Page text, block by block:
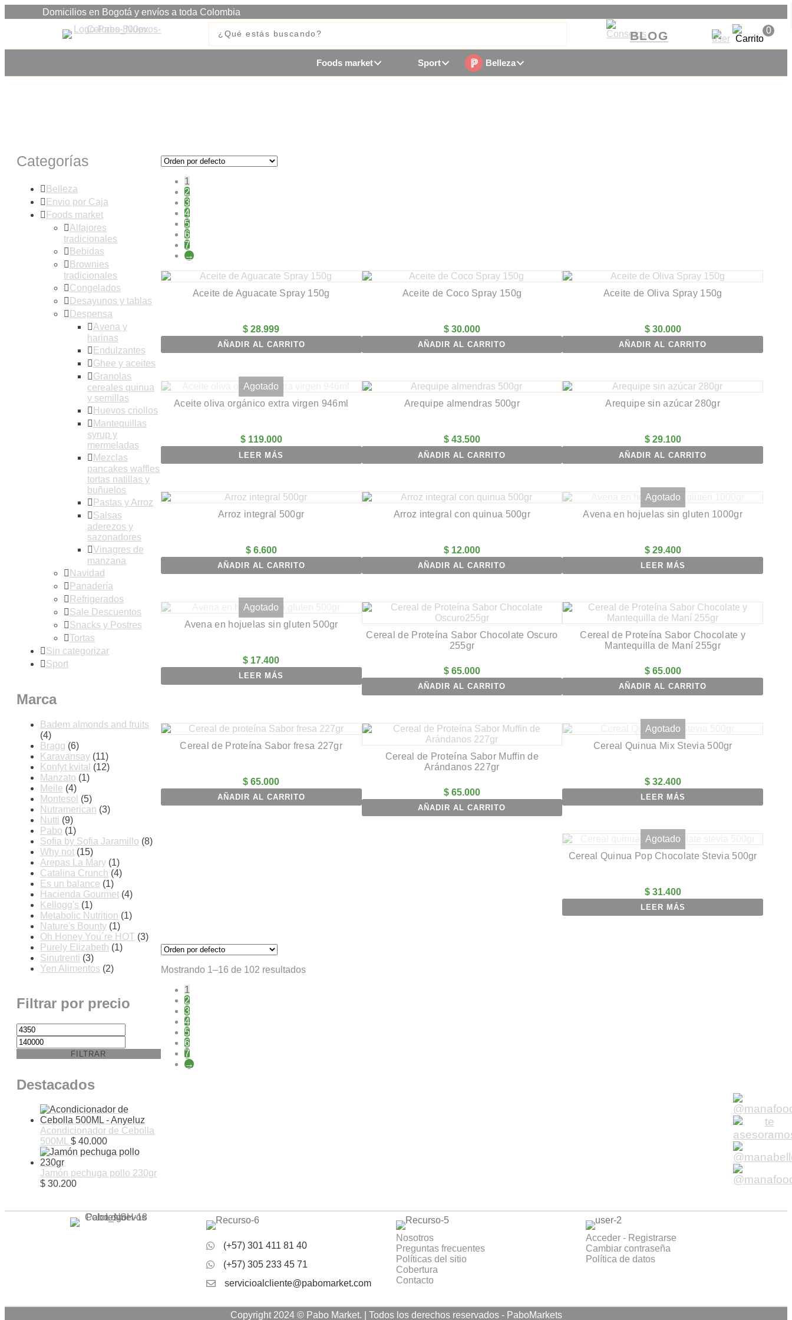
Domicilios en Bogotá y envíos a toda Colombia
BLOG 0
Foods market Sport Belleza
Categorías
Belleza
Envio por Caja
Foods market
Alfajores
tradicionales
Bebidas
Brownies
tradicionales
Congelados
Desayunos y tablas
Despensa
Avena y
harinas
Endulzantes
Ghee y aceites
Granolas
cereales quinua
y semillas
Huevos criollos
Mantequillas
syrup y
mermeladas
Mezclas
pancakes waffles
tortas natillas y
buñuelos
Pastas y Arroz
Salsas
aderezos y
sazonadores
Vinagres de
manzana
Navidad
Panadería
Refrigerados
Sale Descuentos
Snacks y Postres
Tortas
Sin categorizar
Sport
Marca
Badem almonds and fruits
(4)
Bragg (6)
Karavansay (11)
Konfyt kvital (12)
Manzato (1)
Meile (4)
Montesol (5)
Nutramerican (3)
Nutti (9)
Pabo (1)
Sofia by Sofia Jaramillo (8)
Why not (15)
Arepas La Mary (1)
Catalina Crunch (4)
Es un balance (1)
Hacienda Gourmet (4)
Kellogg's (1)
Metabolic Nutrition (1)
Nature's Bounty (1)
Oh Honey You´re HOT (3)
Purely Elizabeth (1)
Sinutrenti (3)
Yen Alimentos (2)
Filtrar por precio
Precio
mínimo
máximo
FILTRAR
Destacados
Acondicionador de Cebolla
500ML $ 40.000
Jamón pechuga pollo 230gr
$ 30.200
1
2
3
4
5
6
7
→
Aceite de Aguacate Spray 150g
$ 28.999
AÑADIR AL CARRITO
Aceite de Coco Spray 150g
$30.000
AÑADIR AL CARRITO
Aceite de Oliva Spray 150g
$30.000
AÑADIR AL CARRITO
Agotado
Aceite oliva orgánico extra virgen 946ml
$119.000
LEER MÁS
Arequipe almendras 500gr
$43.500
AÑADIR AL CARRITO
Arequipe sin azúcar 280gr
$29.100
AÑADIR AL CARRITO
Arroz integral 500gr
$6.600
AÑADIR AL CARRITO
Arroz integral con quinua 500gr
$12.000
AÑADIR AL CARRITO
Agotado
Avena en hojuelas sin gluten 1000gr
$29.400
LEER MÁS
Agotado
Avena en hojuelas sin gluten 500gr
$ 17.400
LEER MÁS
Cereal de Proteína Sabor Chocolate Oscuro
255gr
$65.000
AÑADIR AL CARRITO
Cereal de Proteína Sabor Chocolate y
Mantequilla de Maní 255gr
$65.000
AÑADIR AL CARRITO
Cereal de Proteína Sabor fresa 227gr
$ 65.000
AÑADIR AL CARRITO
Cereal de Proteína Sabor Muffin de
Arándanos 227gr
$65.000
AÑADIR AL CARRITO
Agotado
Cereal Quinua Mix Stevia 500gr
$32.400
LEER MÁS
Agotado
Cereal Quinua Pop Chocolate Stevia 500gr
$31.400
LEER MÁS
Mostrando 1–16 de 102 resultados
1
2
3
4
5
6
7
→
(+57) 301 411 81 40
(+57) 305 233 45 71
servicioalcliente@pabomarket.com
Nosotros
Preguntas frecuentes
Políticas del sitio
Cobertura
Contacto
Acceder - Registrarse
Cambiar contraseña
Política de datos
Copyright 2024 © Pabo Market. | Todos los derechos reservados - PaboMarkets